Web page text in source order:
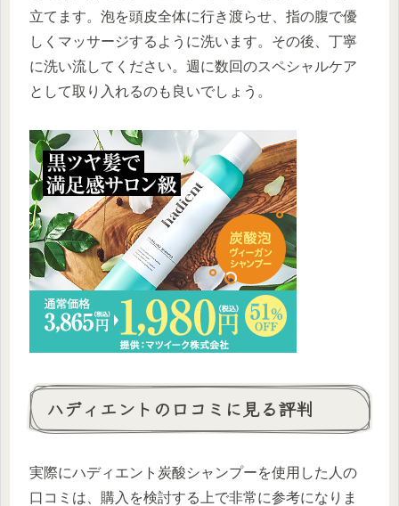
立てます。泡を頭皮全体に行き渡らせ、指の腹で優
しくマッサージするように洗います。その後、丁寧
に洗い流してください。週に数回のスペシャルケア
として取り入れるのも良いでしょう。
ハディエントの口コミに見る評判
実際にハディエント炭酸シャンプーを使用した人の
口コミは、購入を検討する上で非常に参考になりま